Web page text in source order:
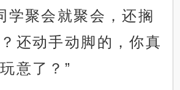
学聚会就聚会，还搁
还动手动脚的，你真
意了？”